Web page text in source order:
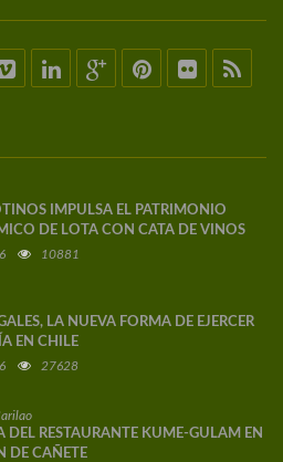
IMPULSA EL PATRIMONIO
DE LOTA CON CATA DE VINOS
10881
LA NUEVA FORMA DE EJERCER
EN CHILE
27628
DEL RESTAURANTE KUME-GULAM EN
DE CAÑETE